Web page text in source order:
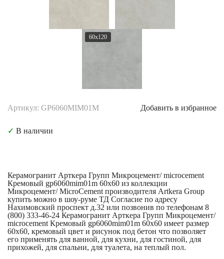
60x120
Артикул: GP6060MIM01M Добавить в избранное
✓ В наличии
Керамогранит Арткера Групп Микроцемент/ microcement
Кремовый gp6060mim01m 60x60 из коллекции
Микроцемент/ MicroCement производителя Artkera Group
купить можно в шоу-руме ТД Согласие по адресу
Нахимовский проспект д.32 или позвонив по телефонам 8
(800) 333-46-24 Керамогранит Арткера Групп Микроцемент/
microcement Кремовый gp6060mim01m 60x60 имеет размер
60x60, кремовый цвет и рисунок под бетон что позволяет
его применять для ванной, для кухни, для гостиной, для
прихожей, для спальни, для туалета, на теплый пол.